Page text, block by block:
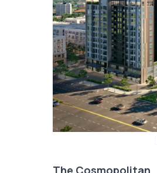
The Cosmopolitan